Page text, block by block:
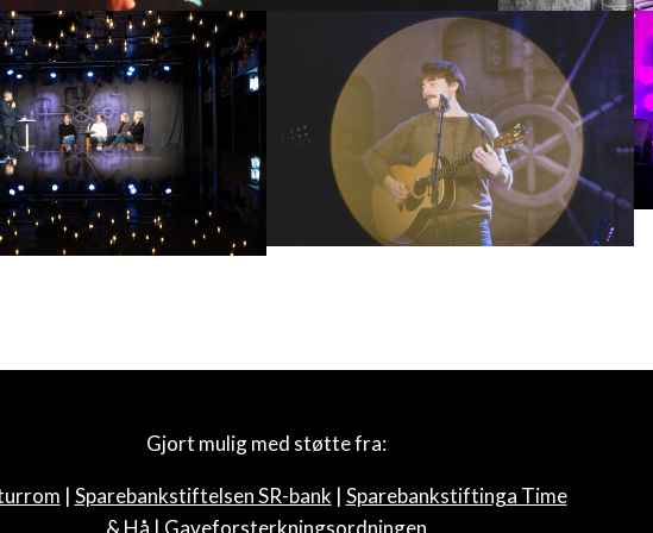
Gjort mulig med støtte fra:
| Sparebankstiftelsen SR-bank | Sparebankstiftinga Time
& Hå | Gaveforsterkningsordningen